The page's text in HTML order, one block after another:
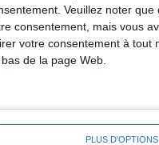
Veuillez noter
consentement, mais vous
votre consentement à tout
de la page Web.
PLUS D'OPTIONS
!
7 huiles de
utilisez-vous